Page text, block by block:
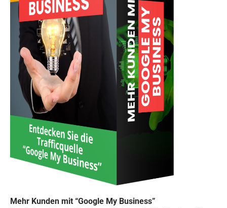
Mehr Kunden mit “Google My Business”